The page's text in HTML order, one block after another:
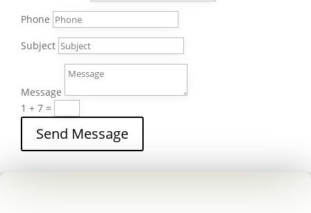
Phone
Subject
Message
1 + 7 =
Send Message